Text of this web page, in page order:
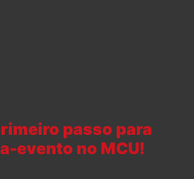
passo para
evento no MCU!